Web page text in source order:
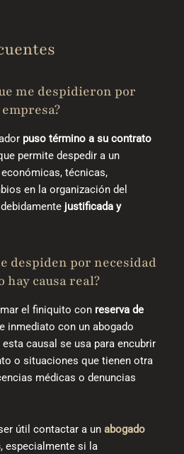
me despidieron por
puso término a su contrato
permite despedir a un
técnicas,
en la organización del
justificada y
despiden por necesidad
hay causa real?
el finiquito con reserva de
inmediato con un abogado
causal se usa para encubrir
o situaciones que tienen otra
médicas o denuncias
útil contactar a un abogado
, especialmente si la